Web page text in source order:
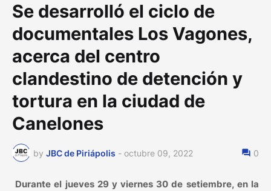
Se desarrolló el ciclo de
documentales Los Vagones,
acerca del centro
clandestino de detención y
tortura en la ciudad de
Canelones
by JBC de Piriápolis - octubre 09, 2022 0
Durante el jueves 29 y viernes 30 de setiembre, en la